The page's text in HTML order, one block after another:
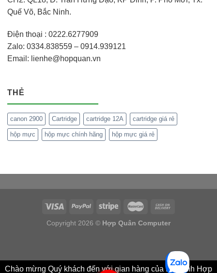
Quế Võ, Bắc Ninh.
Điện thoại : 0222.6277909
Zalo: 0334.838559 – 0914.939121
Email: lienhe@hopquan.vn
THẺ
canon 2900 Cartridge cartridge 12A cartridge giá rẻ
hộp mực hộp mực chính hãng hộp mực giá rẻ
Copyright 2026 © Hợp Quân Computer
Chào mừng Quý khách đến với gian hàng của Máy tính Hợp